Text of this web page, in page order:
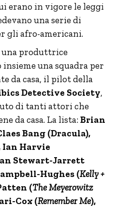
erano in vigore le leggi
una serie di
gli afro-americani.
una produttrice
una squadra per
da casa, il pilot della
Detective Society,
di tanti attori che
da casa. La lista:Brian
Bang (Dracula),
Harvie
Stewart-Jarrett
Hughes (Kelly +
(The Meyerowitz
Cox (Remember Me),